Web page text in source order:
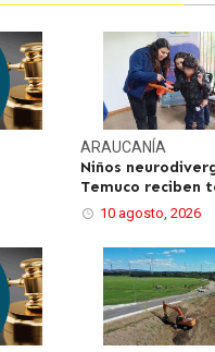
ARAUCANÍA
Niños
Temuco reciben
10 agosto, 2026